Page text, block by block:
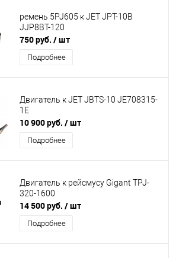
ремень 5PJ605 к JET JPT-10B
JJP8BT-120
750 руб. / шт
Подробнее
Двигатель к JET JBTS-10 JE708315-
1E
10 900 руб. / шт
Подробнее
Двигатель к рейсмусу Gigant TPJ-
320-1600
14 500 руб. / шт
Подробнее